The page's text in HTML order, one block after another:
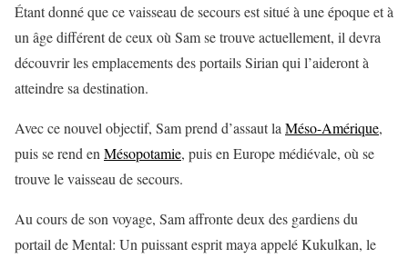
Étant donné que ce vaisseau de secours est situé à une époque et à
un âge différent de ceux où Sam se trouve actuellement, il devra
découvrir les emplacements des portails Sirian qui l’aideront à
atteindre sa destination.
Avec ce nouvel objectif, Sam prend d’assaut la Méso-Amérique,
puis se rend en Mésopotamie, puis en Europe médiévale, où se
trouve le vaisseau de secours.
Au cours de son voyage, Sam affronte deux des gardiens du
portail de Mental: Un puissant esprit maya appelé Kukulkan, le